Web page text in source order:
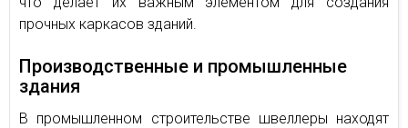
прочных каркасов зданий.
Производственные и промышленные
здания
В промышленном строительстве швеллеры находят